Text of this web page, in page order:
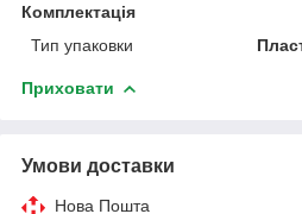
Комплектація
Тип упаковки
Приховати
Умови доставки
Нова Пошта